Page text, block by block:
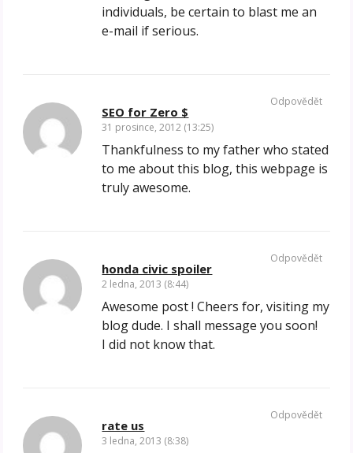
individuals, be certain to blast me an
e-mail if serious.
SEO for Zero $
31 prosince, 2012 (13:25)
Thankfulness to my father who stated
to me about this blog, this webpage is
truly awesome.
Odpovědět
honda civic spoiler
2 ledna, 2013 (8:44)
Awesome post ! Cheers for, visiting my
blog dude. I shall message you soon!
I did not know that.
Odpovědět
rate us
3 ledna, 2013 (8:38)
Odpovědět